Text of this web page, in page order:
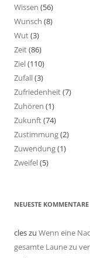
Wissen (56)
Wunsch (8)
Wut(3)
Zeit(86)
Ziel(110)
Zufall(3)
Zufriedenheit(7)
Zuhören (1)
Zukunft(74)
Zustimmung(2)
Zuwendung(1)
Zweifel(5)
NEUESTE KOMMENTARE
cleszu Wenn eine
gesamte Laune zu